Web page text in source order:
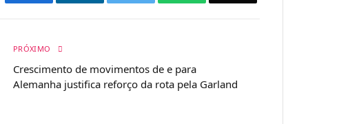
PRÓXIMO
Crescimento de movimentos de e para
Alemanha justifica reforço da rota pela Garland